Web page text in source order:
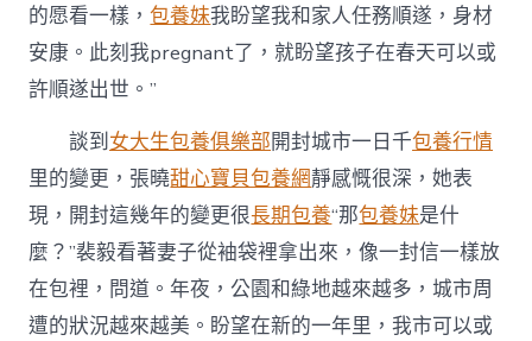
的愿看一樣，包養妹我盼望我和家人任務順遂，身材
安康。此刻我pregnant了，就盼望孩子在春天可以或
許順遂出世。”
談到女大生包養俱樂部開封城市一日千包養行情
里的變更，張曉甜心寶貝包養網靜感慨很深，她表
現，開封這幾年的變更很長期包養“那包養妹是什
麼？”裴毅看著妻子從袖袋裡拿出來，像一封信一樣放
在包裡，問道。年夜，公園和綠地越來越多，城市周
遭的狀況越來越美。盼望在新的一年里，我市可以或